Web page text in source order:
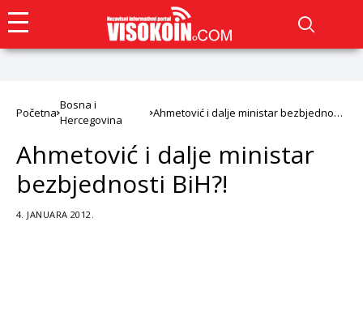
Početna
Bosna i
Hercegovina
Ahmetović i dalje ministar bezbjednosti
Ahmetović i dalje ministar
bezbjednosti BiH?!
4. JANUARA 2012.